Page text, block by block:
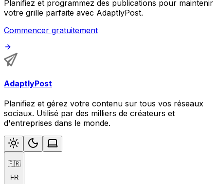
Planifiez et programmez des publications pour maintenir
votre grille parfaite avec AdaptlyPost.
Commencer gratuitement
AdaptlyPost
Planifiez et gérez votre contenu sur tous vos réseaux
sociaux. Utilisé par des milliers de créateurs et
d'entreprises dans le monde.
🇫🇷
FR